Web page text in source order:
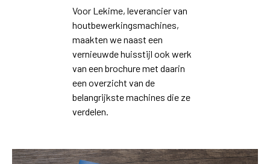
Voor Lekime, leverancier van
houtbewerkingsmachines,
maakten we naast een
vernieuwde huisstijl ook werk
van een brochure met daarin
een overzicht van de
belangrijkste machines die ze
verdelen.